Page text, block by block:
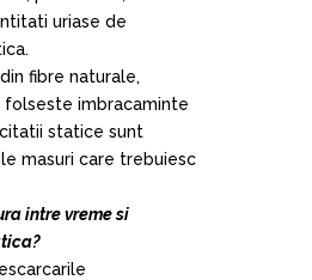
uriase de
fibre naturale,
folseste imbracaminte
statice sunt
masuri care trebuiesc
intre vreme si